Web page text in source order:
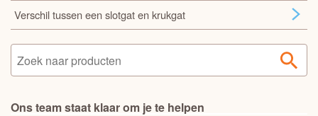
Verschil tussen een slotgat en krukgat
Ons team staat klaar om je te helpen